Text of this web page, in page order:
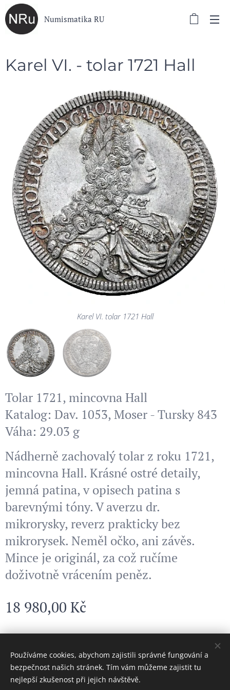
Numismatika RU
Karel VI. - tolar 1721 Hall
Karel VI. tolar 1721 Hall
Karel VI. tolar 1721 Hall
Tolar 1721, mincovna Hall
Katalog: Dav. 1053, Moser - Tursky 843
Váha: 29.03 g
Nádherně zachovalý tolar z roku 1721,
mincovna Hall. Krásné ostré detaily,
jemná patina, v opisech patina s
barevnými tóny. V averzu dr.
mikrorysky, reverz prakticky bez
mikrorysek. Neměl očko, ani závěs.
Mince je originál, za což ručíme
doživotně vrácením peněz.
18 980,00 Kč
© 2024 Všechna práva vyhrazena
Cookies
Používáme cookies, abychom zajistili správné fungování a
bezpečnost našich stránek. Tím vám můžeme zajistit tu
nejlepší zkušenost při jejich návštěvě.